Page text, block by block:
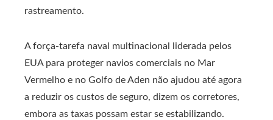
rastreamento.
A força-tarefa naval multinacional liderada pelos
EUA para proteger navios comerciais no Mar
Vermelho e no Golfo de Aden não ajudou até agora
a reduzir os custos de seguro, dizem os corretores,
embora as taxas possam estar se estabilizando.